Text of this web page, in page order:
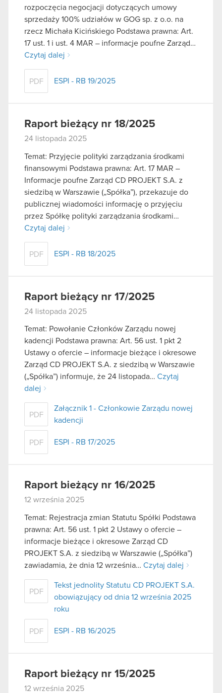
rozpoczęcia negocjacji dotyczących umowy
sprzedaży 100% udziałów w GOG sp. z o.o. na
rzecz Michała Kicińskiego Podstawa prawna: Art.
17 ust. 1 i ust. 4 MAR – informacje poufne Zarząd…
Czytaj dalej
PDF ESPI - RB 19/2025
Raport bieżący nr 18/2025
24 listopada 2025
Temat: Przyjęcie polityki zarządzania środkami
finansowymi Podstawa prawna: Art. 17 MAR –
Informacje poufne Zarząd CD PROJEKT S.A. z
siedzibą w Warszawie („Spółka”), przekazuje do
publicznej wiadomości informację o przyjęciu
przez Spółkę polityki zarządzania środkami…
Czytaj dalej
PDF ESPI - RB 18/2025
Raport bieżący nr 17/2025
24 listopada 2025
Temat: Powołanie Członków Zarządu nowej
kadencji Podstawa prawna: Art. 56 ust. 1 pkt 2
Ustawy o ofercie – informacje bieżące i okresowe
Zarząd CD PROJEKT S.A. z siedzibą w Warszawie
(„Spółka”) informuje, że 24 listopada… Czytaj
dalej
PDF
Załącznik 1 - Członkowie Zarządu nowej
kadencji
PDF ESPI - RB 17/2025
Raport bieżący nr 16/2025
12 września 2025
Temat: Rejestracja zmian Statutu Spółki Podstawa
prawna: Art. 56 ust. 1 pkt 2 Ustawy o ofercie –
informacje bieżące i okresowe Zarząd CD
PROJEKT S.A. z siedzibą w Warszawie („Spółka”)
zawiadamia, że dnia 12 września… Czytaj dalej
PDF
Tekst jednolity Statutu CD PROJEKT S.A.
obowiązujący od dnia 12 września 2025
roku
PDF ESPI - RB 16/2025
Raport bieżący nr 15/2025
12 września 2025